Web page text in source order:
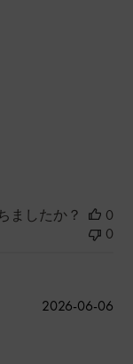
ましたか？
0
0
公
2026-06-06